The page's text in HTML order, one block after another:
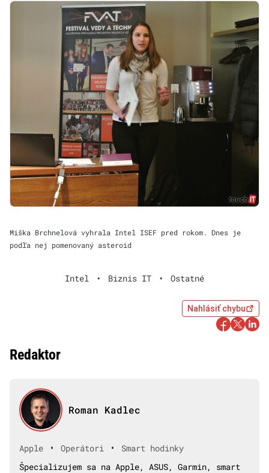
Miška Brchnelová vyhrala Intel ISEF pred rokom. Dnes je
podľa nej pomenovaný asteroid
Intel • Biznis IT • Ostatné
Nahlásiť chybu
Redaktor
Roman Kadlec
Apple • Operátori •
Smart hodinky
Špecializujem sa na Apple, ASUS, Garmin, smart